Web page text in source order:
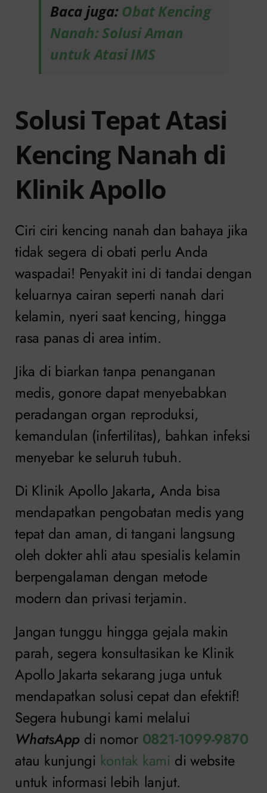
Baca juga: Obat Kencing
Nanah: Solusi Aman
untuk Atasi IMS
Solusi Tepat Atasi
Kencing Nanah di
Klinik Apollo
Ciri ciri kencing nanah dan bahaya jika
tidak segera di obati perlu Anda
waspadai! Penyakit ini di tandai dengan
keluarnya cairan seperti nanah dari
kelamin, nyeri saat kencing, hingga
rasa panas di area intim.
Jika di biarkan tanpa penanganan
medis, gonore dapat menyebabkan
peradangan organ reproduksi,
kemandulan (infertilitas), bahkan infeksi
menyebar ke seluruh tubuh.
Di Klinik Apollo Jakarta, Anda bisa
mendapatkan pengobatan medis yang
tepat dan aman, di tangani langsung
oleh dokter ahli atau spesialis kelamin
berpengalaman dengan metode
modern dan privasi terjamin.
Jangan tunggu hingga gejala makin
parah, segera konsultasikan ke Klinik
Apollo Jakarta sekarang juga untuk
mendapatkan solusi cepat dan efektif!
Segera hubungi kami melalui
WhatsApp di nomor 0821-1099-9870
atau kunjungi kontak kami di website
untuk informasi lebih lanjut.